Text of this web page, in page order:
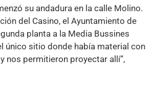
su andadura en la calle Molino.
del Casino, el Ayuntamiento de
planta a la Media Bussines
único sitio donde había material con
nos permitieron proyectar allí”,